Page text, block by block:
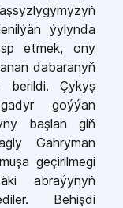
ýylynda
etmek, ony
dabaranyň
berildi. Çykyş
goýýan
başlan giň
Gahryman
geçirilmegi
abraýynyň
Behişdi